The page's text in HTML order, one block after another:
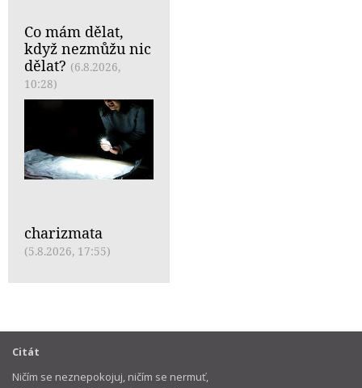
Co mám dělat,
když nezmůžu nic
dělat? (6.8.2026,
10:28)
charizmata
(5.8.2026, 17:55)
Citát
Ničím se neznepokojuj, ničím se nermuť,